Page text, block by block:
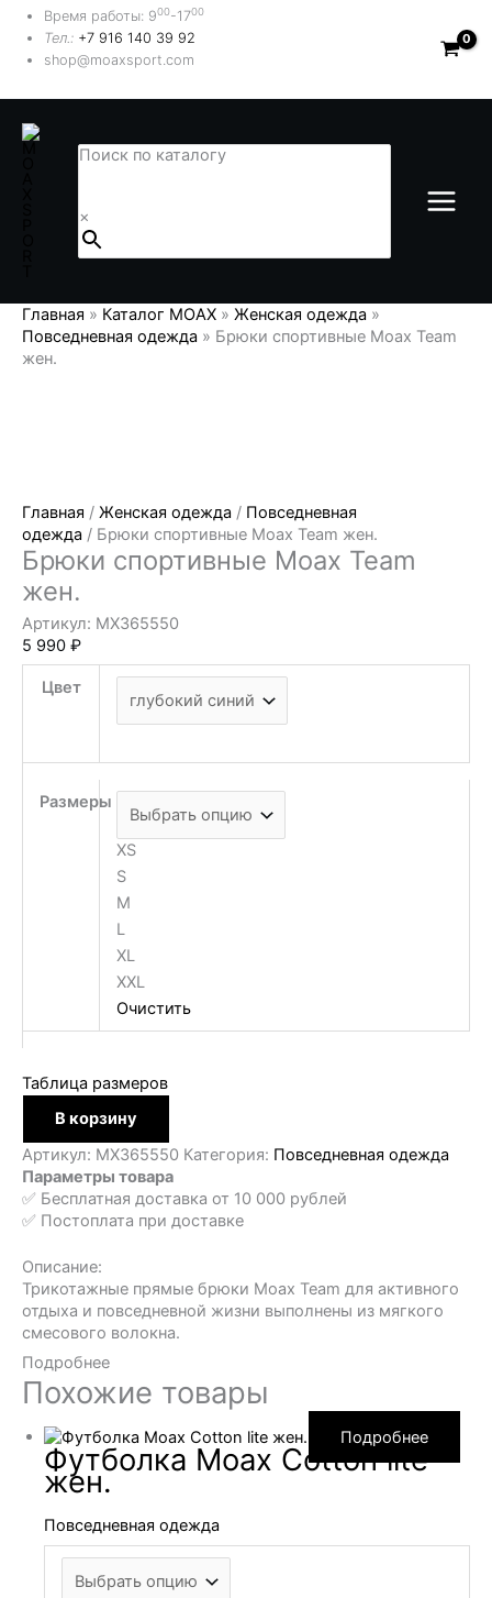
Перейти
содержимому
Время работы: 900-1700
Тел.: +7 916 140 39 92
shop@moaxsport.com
Поиск по каталогу
×
Главная » Каталог MOAX » Женская одежда »
Повседневная одежда » Брюки спортивные Moax Team
жен.
Главная / Женская одежда / Повседневная
одежда / Брюки спортивные Moax Team жен.
Брюки спортивные Moax Team
жен.
Артикул: MX365550
5 990 ₽
Цвет
Размеры
XS
S
M
L
XL
XXL
Очистить
Таблица размеров
товара
Брюки
спортивные
Moax
Team
В корзину
Артикул: MX365550 Категория: Повседневная одежда
Параметры товара
✅ Бесплатная доставка от 10 000 рублей
✅ Постоплата при доставке
Описание:
Трикотажные прямые брюки Moax Team для активного
отдыха и повседневной жизни выполнены из мягкого
смесового волокна.
Подробнее
Похожие товары
Подробнее
Футболка Moax Сotton lite
жен.
Повседневная одежда